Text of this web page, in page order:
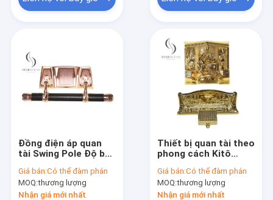
Nhà
Sản phẩm
Tham quan nhà máy
Kiểm soát chất lượng
Đồng điện áp quan
tài Swing Pole Độ bền
bán buôn SW-F
Giá bán:Có thể đàm phán
MOQ:thương lượng
Nhận giá mới nhất
Thiết bị quan tài theo
phong cách Kitô
quan tài cho các sự
kiện tang lễ
Giá bán:Có thể đàm phán
MOQ:thương lượng
Nhận giá mới nhất